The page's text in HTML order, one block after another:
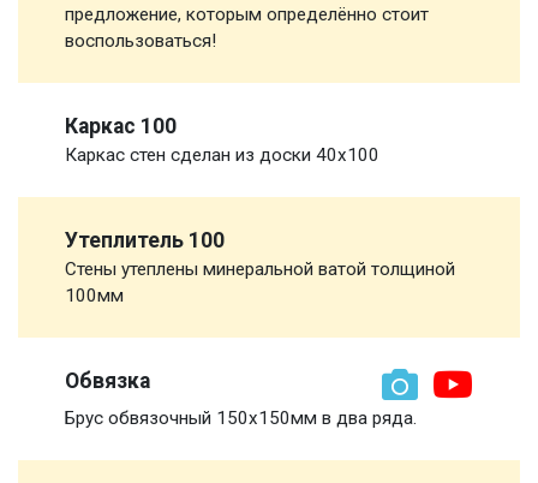
предложение, которым определённо стоит
воспользоваться!
Каркас 100
Каркас стен сделан из доски 40х100
Утеплитель 100
Стены утеплены минеральной ватой толщиной
100мм
Обвязка
Брус обвязочный 150х150мм в два ряда.